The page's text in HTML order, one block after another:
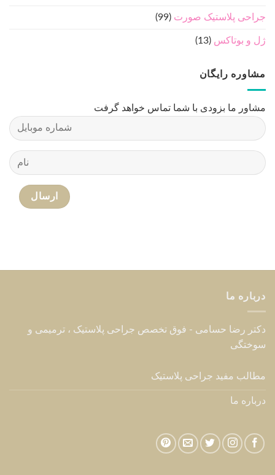
جراحی پلاستیک صورت (99)
ژل و بوتاکس (13)
مشاوره رایگان
مشاور ما بزودی با شما تماس خواهد گرفت
درباره ما
دکتر رضا حسامی - فوق تخصص جراحی پلاستیک ، ترمیمی و
سوختگی
مطالب مفید جراحی پلاستیک
درباره ما